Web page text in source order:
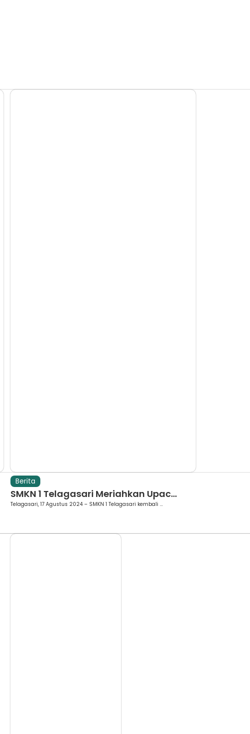
Berita
SMKN 1 Telagasari Meriahkan Upac...
Telagasari, 17 Agustus 2024 – SMKN 1 Telagasari kembali ...